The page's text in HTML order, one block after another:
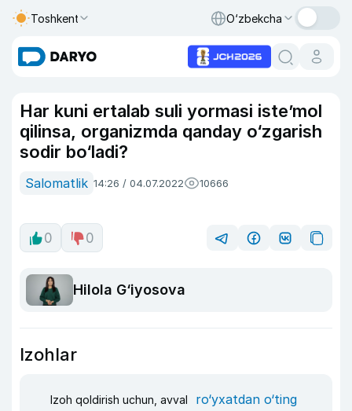
Toshkent O‘zbekcha
Har kuni ertalab suli yormasi iste’mol
qilinsa, organizmda qanday o‘zgarish
sodir bo‘ladi?
Salomatlik 14:26 / 04.07.2022 10666
0 0
Hilola G‘iyosova
Izohlar
Izoh qoldirish uchun, avval ro‘yxatdan o‘ting